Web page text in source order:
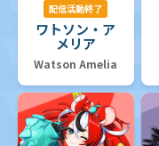
配信活動終了
ワトソン・ア
メリア
Watson Amelia